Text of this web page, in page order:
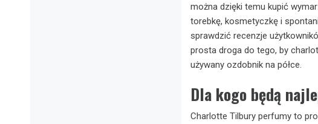
można dzięki temu kupić
torebkę, kosmetyczkę i
sprawdzić recenzje
prosta droga do tego, by
używany ozdobnik na półce.
Dla kogo będą
Charlotte Tilbury perfumy to